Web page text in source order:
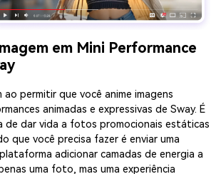
em Mini Performance
ao permitir que você anime imagens
animadas e expressivas de Sway. É
de dar vida a fotos promocionais estáticas
que você precisa fazer é enviar uma
adicionar camadas de energia a
uma foto, mas uma experiência